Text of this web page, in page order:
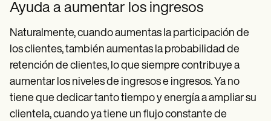
Ayuda a aumentar los ingresos
Naturalmente, cuando aumentas la participación de
los clientes, también aumentas la probabilidad de
retención de clientes, lo que siempre contribuye a
aumentar los niveles de ingresos e ingresos. Ya no
tiene que dedicar tanto tiempo y energía a ampliar su
clientela, cuando ya tiene un flujo constante de